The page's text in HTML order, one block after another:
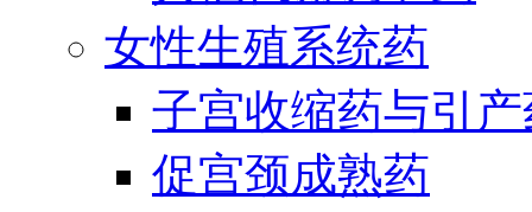
女性生殖系统药
子宫收缩药与引
促宫颈成熟药